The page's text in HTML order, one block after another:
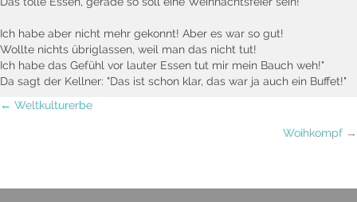
Ich habe aber nicht mehr gekonnt! Aber es war so gut!
Wollte nichts übriglassen, weil man das nicht tut!
Ich habe das Gefühl vor lauter Essen tut mir mein Bauch weh!"
Da sagt der Kellner: "Das ist schon klar, das war ja auch ein Buffet!"
Posts
← Weltkulturerbe
Woihkompf →